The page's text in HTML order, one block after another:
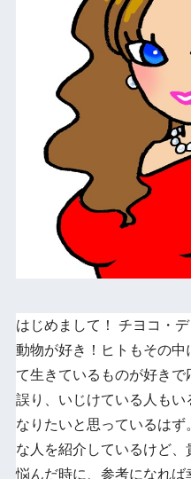
はじめまして！ チヨコ・
動物が好き！ヒトもその
て生きているものが好き
誤り、いじけている人も
なりたいと思っているは
な人を紹介しているけど、
悩んだ時に、参考になれ